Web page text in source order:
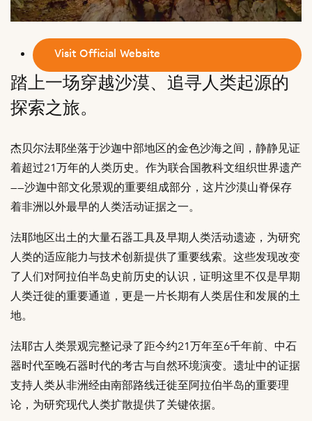
踏上一场穿越沙漠、追寻人类起源的
探索之旅。
杰贝尔法耶坐落于沙迦中部地区的金色沙海之间，静静见证
着超过21万年的人类历史。作为联合国教科文组织世界遗产
——沙迦中部文化景观的重要组成部分，这片沙漠山脊保存
着非洲以外最早的人类活动证据之一。
法耶地区出土的大量石器工具及早期人类活动遗迹，为研究
人类的适应能力与技术创新提供了重要线索。这些发现改变
了人们对阿拉伯半岛史前历史的认识，证明这里不仅是早期
人类迁徙的重要通道，更是一片长期有人类居住和发展的土
地。
法耶古人类景观完整记录了距今约21万年至6千年前、中石
器时代至晚石器时代的考古与自然环境演变。遗址中的证据
支持人类从非洲经由南部路线迁徙至阿拉伯半岛的重要理
论，为研究现代人类扩散提供了关键依据。
Visit Official Website